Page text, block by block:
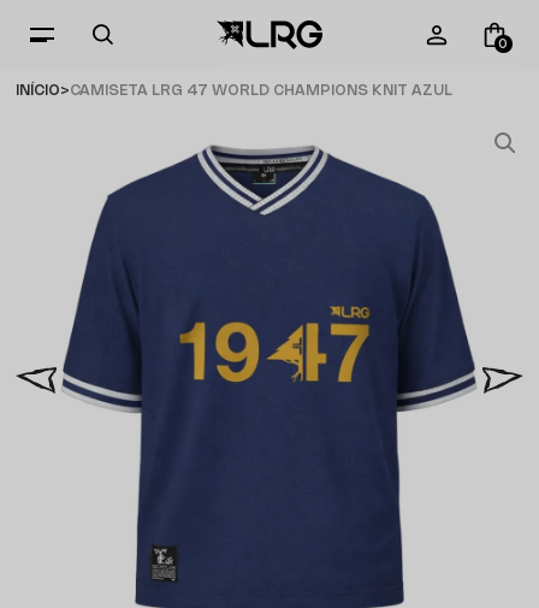
0
INÍCIO CAMISETA LRG 47 WORLD CHAMPIONS KNIT AZUL